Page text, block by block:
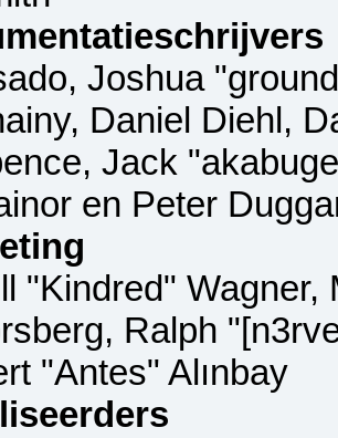
Joshua
Daniel Diehl,
Jack
en Peter
"Kindred" Wagner,
Ralph
"Antes" Alınbay